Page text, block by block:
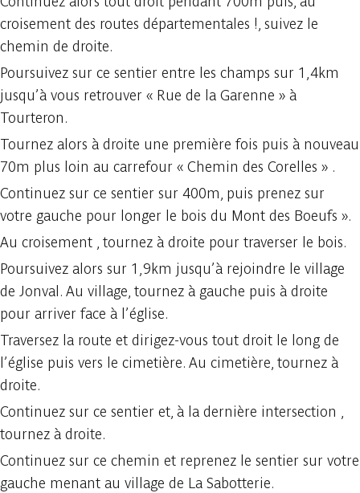
croisement des routes départementales !, suivez le
chemin de droite.
Poursuivez sur ce sentier entre les champs sur 1,4km
jusqu’à vous retrouver « Rue de la Garenne » à
Tourteron.
Tournez alors à droite une première fois puis à nouveau
70m plus loin au carrefour « Chemin des Corelles » .
Continuez sur ce sentier sur 400m, puis prenez sur
votre gauche pour longer le bois du Mont des Boeufs ».
Au croisement , tournez à droite pour traverser le bois.
Poursuivez alors sur 1,9km jusqu’à rejoindre le village
de Jonval. Au village, tournez à gauche puis à droite
pour arriver face à l’église.
Traversez la route et dirigez-vous tout droit le long de
l’église puis vers le cimetière. Au cimetière, tournez à
droite.
Continuez sur ce sentier et, à la dernière intersection ,
tournez à droite.
Continuez sur ce chemin et reprenez le sentier sur votre
gauche menant au village de La Sabotterie.